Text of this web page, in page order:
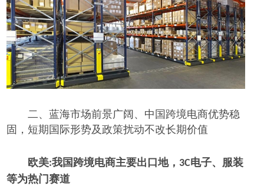
二、蓝海市场前景广阔、中国跨境电商优势稳
固，短期国际形势及政策扰动不改长期价值
欧美:我国跨境电商主要出口地， 3C电子、服装
等为热门赛道